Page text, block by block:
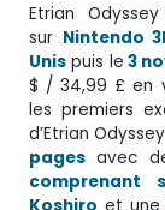
Etrian
sur Nintendo
Unis puis le 3
$ / 34,99 £ en
les premiers
d’Etrian
pages avec
comprenant
Koshiro et une